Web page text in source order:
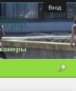
Вход